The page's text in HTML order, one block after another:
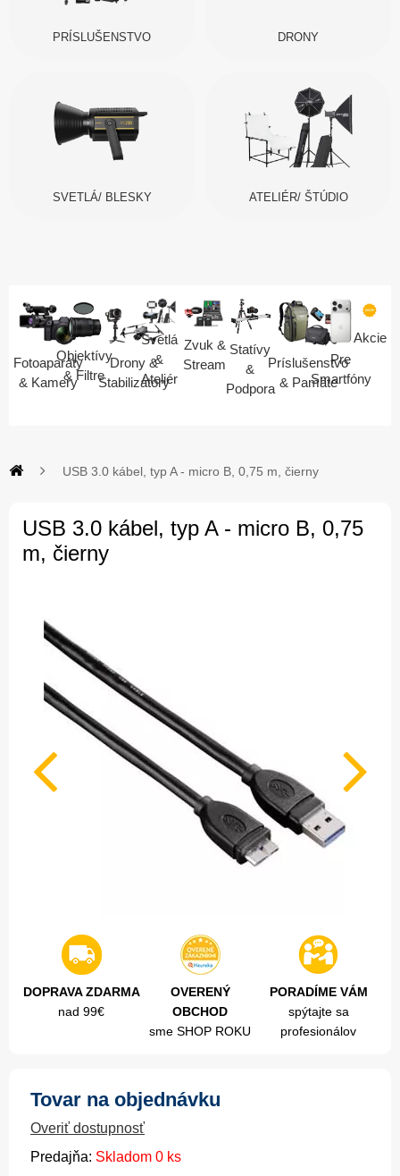
PRÍSLUŠENSTVO DRONY
SVETLÁ/ BLESKY ATELIÉR/ ŠTÚDIO
Fotoaparáty
& Kamery
Objektívy
& Filtre
Drony &
Stabilizátory
Svetlá
&
Ateliér
Zvuk &
Stream
Statívy
&
Podpora
Príslušenstvo
& Pamäte
Pre
Smartfóny
Akcie
USB 3.0 kábel, typ A - micro B, 0,75 m, čierny
USB 3.0 kábel, typ A - micro B, 0,75
m, čierny
DOPRAVA ZDARMA
nad 99€
OVERENÝ
OBCHOD
sme SHOP ROKU
PORADÍME VÁM
spýtajte sa
profesionálov
Tovar na objednávku
Overiť dostupnosť
Predajňa: Skladom 0 ks